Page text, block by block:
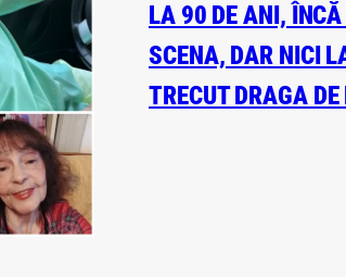
LA 90 DE ANI,
SCENA, DAR NICI
TRECUT DRAGA DE